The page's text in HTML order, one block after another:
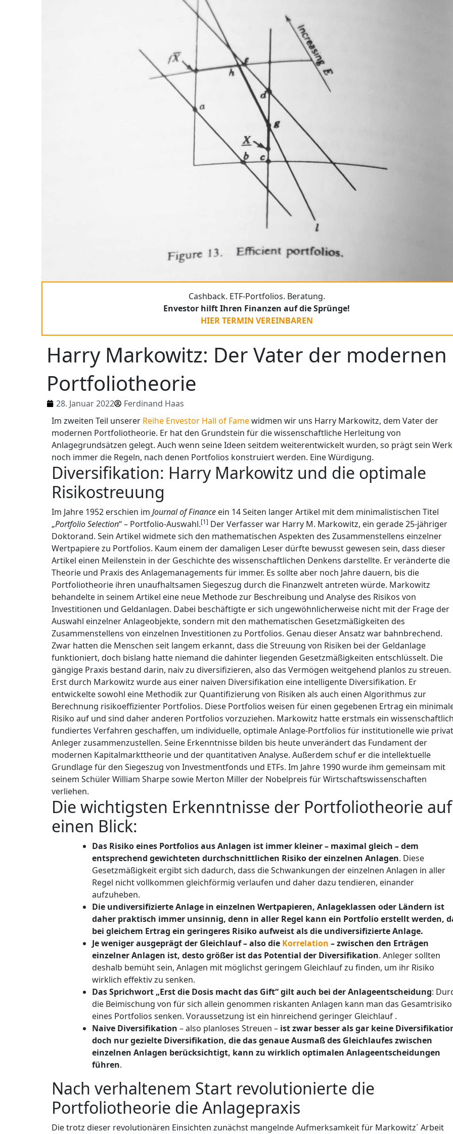
Cashback. ETF-Portfolios. Beratung.
Envestor hilft Ihren Finanzen auf die Sprünge!
HIER TERMIN VEREINBAREN
Harry Markowitz: Der Vater der modernen
Portfoliotheorie
28. Januar 2022
Ferdinand Haas
Im zweiten Teil unserer Reihe Envestor Hall of Famewidmen wir uns Harry Markowitz, dem Vater der
modernen Portfoliotheorie. Er hat den Grundstein für die wissenschaftliche Herleitung von
Anlagegrundsätzen gelegt. Auch wenn seine Ideen seitdem weiterentwickelt wurden, so prägt sein Werk
noch immer die Regeln, nach denen Portfolios konstruiert werden. Eine Würdigung.
Diversifikation: Harry Markowitz und die optimale
Risikostreuung
Im Jahre 1952 erschien im Journal of Finance ein 14 Seiten langer Artikel mit dem minimalistischen Titel
„Portfolio Selection“ – Portfolio-Auswahl.[1] Der Verfasser war Harry M. Markowitz, ein gerade 25-jähriger
Doktorand. Sein Artikel widmete sich den mathematischen Aspekten des Zusammenstellens einzelner
Wertpapiere zu Portfolios. Kaum einem der damaligen Leser dürfte bewusst gewesen sein, dass dieser
Artikel einen Meilenstein in der Geschichte des wissenschaftlichen Denkens darstellte. Er veränderte die
Theorie und Praxis des Anlagemanagements für immer. Es sollte aber noch Jahre dauern, bis die
Portfoliotheorie ihren unaufhaltsamen Siegeszug durch die Finanzwelt antreten würde. Markowitz
behandelte in seinem Artikel eine neue Methode zur Beschreibung und Analyse des Risikos von
Investitionen und Geldanlagen. Dabei beschäftigte er sich ungewöhnlicherweise nicht mit der Frage der
Auswahl einzelner Anlageobjekte, sondern mit den mathematischen Gesetzmäßigkeiten des
Zusammenstellens von einzelnen Investitionen zu Portfolios. Genau dieser Ansatz war bahnbrechend.
Zwar hatten die Menschen seit langem erkannt, dass die Streuung von Risiken bei der Geldanlage
funktioniert, doch bislang hatte niemand die dahinter liegenden Gesetzmäßigkeiten entschlüsselt. Die
gängige Praxis bestand darin, naiv zu diversifizieren, also das Vermögen weitgehend planlos zu streuen.
Erst durch Markowitz wurde aus einer naiven Diversifikation eine intelligente Diversifikation. Er
entwickelte sowohl eine Methodik zur Quantifizierung von Risiken als auch einen Algorithmus zur
Berechnung risikoeffizienter Portfolios. Diese Portfolios weisen für einen gegebenen Ertrag ein
Risiko auf und sind daher anderen Portfolios vorzuziehen. Markowitz hatte erstmals ein wissenschaftlich
fundiertes Verfahren geschaffen, um individuelle, optimale Anlage-Portfolios für institutionelle wie
Anleger zusammenzustellen. Seine Erkenntnisse bilden bis heute unverändert das Fundament der
modernen Kapitalmarkttheorie und der quantitativen Analyse. Außerdem schuf er die intellektuelle
Grundlage für den Siegeszug von Investmentfonds und ETFs. Im Jahre 1990 wurde ihm gemeinsam mit
seinem Schüler William Sharpe sowie Merton Miller der Nobelpreis für Wirtschaftswissenschaften
verliehen.
Die wichtigsten Erkenntnisse der Portfoliotheorie auf
einen Blick:
Das Risiko eines Portfolios aus Anlagen ist immer kleiner – maximal gleich – dem
entsprechend gewichteten durchschnittlichen Risiko der einzelnen Anlagen. Diese
Gesetzmäßigkeit ergibt sich dadurch, dass die Schwankungen der einzelnen Anlagen in aller
Regel nicht vollkommen gleichförmig verlaufen und daher dazu tendieren, einander
aufzuheben.
Die undiversifizierte Anlage in einzelnen Wertpapieren, Anlageklassen oder Ländern ist
daher praktisch immer unsinnig, denn in aller Regel kann ein Portfolio erstellt werden,
bei gleichem Ertrag ein geringeres Risiko aufweist als die undiversifizierte Anlage.
Je weniger ausgeprägt der Gleichlauf – also die Korrelation – zwischen den Erträgen
einzelner Anlagen ist, desto größer ist das Potential der Diversifikation. Anleger sollten
deshalb bemüht sein, Anlagen mit möglichst geringem Gleichlauf zu finden, um ihr Risiko
wirklich effektiv zu senken.
Das Sprichwort „Erst die Dosis macht das Gift“ gilt auch bei der Anlageentscheidung:
die Beimischung von für sich allein genommen riskanten Anlagen kann man das Gesamtrisiko
eines Portfolios senken. Voraussetzung ist ein hinreichend geringer Gleichlauf .
Naive Diversifikation – also planloses Streuen – ist zwar besser als gar keine
doch nur gezielte Diversifikation, die das genaue Ausmaß des Gleichlaufes zwischen
einzelnen Anlagen berücksichtigt, kann zu wirklich optimalen Anlageentscheidungen
führen.
Nach verhaltenem Start revolutionierte die
Portfoliotheorie die Anlagepraxis
Die trotz dieser revolutionären Einsichten zunächst mangelnde Aufmerksamkeit für Markowitz´ Arbeit